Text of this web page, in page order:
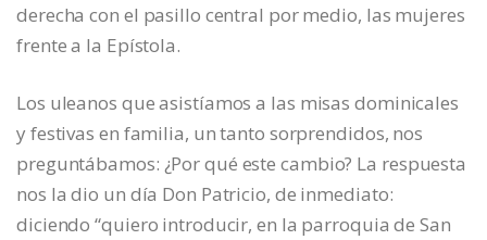
derecha con el pasillo central por medio, las mujeres
frente a la Epístola.
Los uleanos que asistíamos a las misas dominicales
y festivas en familia, un tanto sorprendidos, nos
preguntábamos: ¿Por qué este cambio? La respuesta
nos la dio un día Don Patricio, de inmediato:
diciendo “quiero introducir, en la parroquia de San